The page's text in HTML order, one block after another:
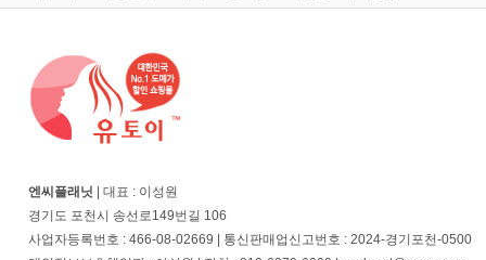
엔씨플래닛 | 대표 : 이성원
경기도 포천시 송선로149번길 106
사업자등록번호 : 466-08-02669 | 통신판매업신고번호 : 2024-경기포천-0500